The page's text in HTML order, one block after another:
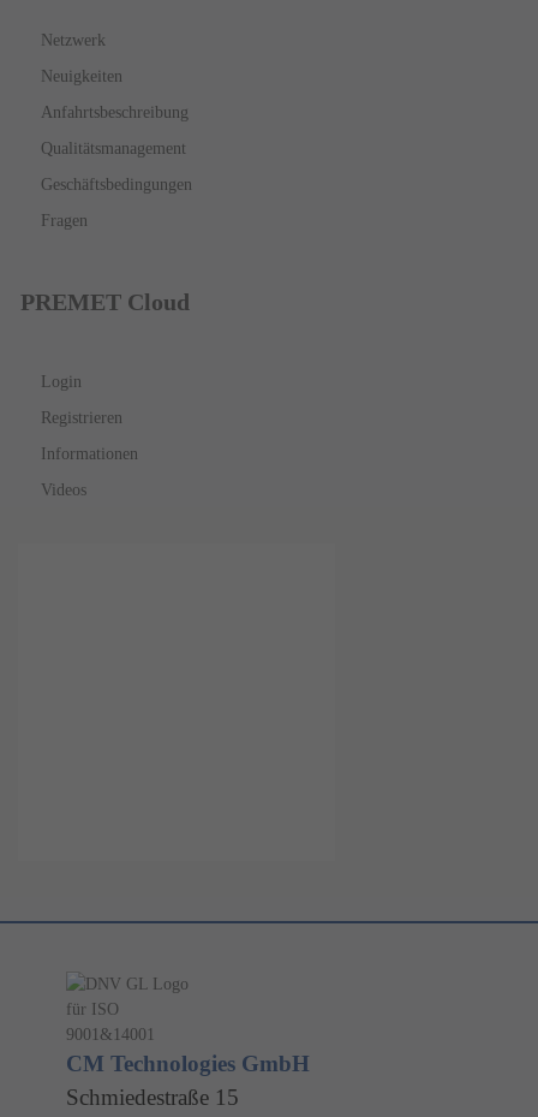
Netzwerk
Neuigkeiten
Anfahrtsbeschreibung
Qualitätsmanagement
Geschäftsbedingungen
Fragen
PREMET Cloud
Login
Registrieren
Informationen
Videos
CM Technologies GmbH
Schmiedestraße 15